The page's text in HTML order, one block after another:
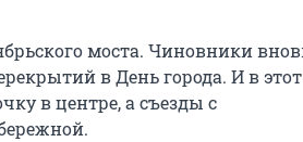
моста. Чиновники
в День города. И в этот
в центре, а съезды с